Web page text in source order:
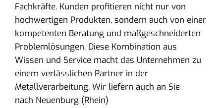
Fachkräfte. Kunden profitieren nicht nur von
hochwertigen Produkten, sondern auch von einer
kompetenten Beratung und maßgeschneiderten
Problemlösungen. Diese Kombination aus
Wissen und Service macht das Unternehmen zu
einem verlässlichen Partner in der
Metallverarbeitung. Wir liefern auch an Sie
nach Neuenburg (Rhein)